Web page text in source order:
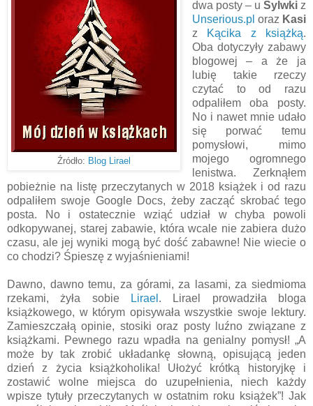
Źródło: Blog Lirael
dwa posty – u Sylwkiz
Unserious.pl oraz Kasi
z
Kącika z książką.
Oba dotyczyły zabawy
blogowej – a że ja
lubię takie rzeczy
czytać to od razu
odpaliłem oba posty.
No i nawet mnie udało
się porwać temu
pomysłowi, mimo
mojego ogromnego
lenistwa. Zerknąłem
pobieżnie na listę przeczytanych w 2018 książek i od razu
odpaliłem swoje Google Docs, żeby zacząć skrobać tego
posta. No i ostatecznie wziąć udział w chyba powoli
odkopywanej, starej zabawie, która wcale nie zabiera dużo
czasu, ale jej wyniki mogą być dość zabawne! Nie wiecie o
co chodzi? Śpieszę z wyjaśnieniami!
Dawno, dawno temu, za górami, za lasami, za siedmioma
rzekami, żyła sobie
Lirael . Lirael prowadziła bloga
książkowego, w którym opisywała wszystkie swoje lektury.
Zamieszczałą opinie, stosiki oraz posty luźno związane z
książkami. Pewnego razu wpadła na genialny pomysł! „A
może by tak zrobić układankę słowną, opisującą jeden
dzień z życia książkoholika! Ułożyć krótką historyjkę i
zostawić wolne miejsca do uzupełnienia, niech każdy
wpisze tytuły przeczytanych w ostatnim roku książek”! Jak